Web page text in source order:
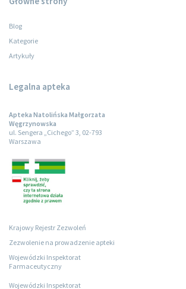
Blog
Kategorie
Artykuły
Legalna apteka
Apteka Natolińska Małgorzata
Węgrzynowska
ul. Sengera „Cichego” 3, 02-793
Warszawa
Krajowy Rejestr Zezwoleń
Zezwolenie na prowadzenie apteki
Wojewódzki Inspektorat
Farmaceutyczny
Wojewódzki Inspektorat